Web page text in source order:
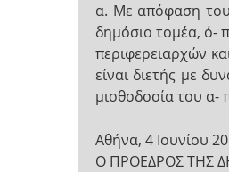
α. Με απόφαση
δημόσιο τομέα, ό-
περιφερειαρχών
είναι διετής με
μισθοδοσία του
Αθήνα, 4 Ιουνίου
Ο ΠΡΟΕΔΡΟΣ ΤΗΣ